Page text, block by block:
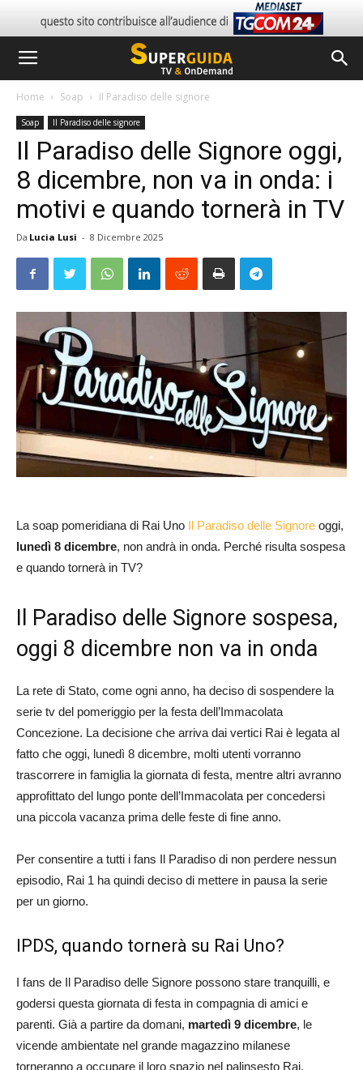
Home Soap Il Paradiso delle signore
Soap Il Paradiso delle signore
Il Paradiso delle Signore oggi,
8 dicembre, non va in onda: i
motivi e quando tornerà in TV
Da Lucia Lusi - 8 Dicembre 2025
La soap pomeridiana di Rai Uno Il Paradiso delle Signore oggi,
lunedì 8 dicembre, non andrà in onda. Perché risulta sospesa
e quando tornerà in TV?
Il Paradiso delle Signore sospesa,
oggi 8 dicembre non va in onda
La rete di Stato, come ogni anno, ha deciso di sospendere la
serie tv del pomeriggio per la festa dell’Immacolata
Concezione. La decisione che arriva dai vertici Rai è legata al
fatto che oggi, lunedì 8 dicembre, molti utenti vorranno
trascorrere in famiglia la giornata di festa, mentre altri avranno
approfittato del lungo ponte dell’Immacolata per concedersi
una piccola vacanza prima delle feste di fine anno.
Per consentire a tutti i fans Il Paradiso di non perdere nessun
episodio, Rai 1 ha quindi deciso di mettere in pausa la serie
per un giorno.
IPDS, quando tornerà su Rai Uno?
I fans de Il Paradiso delle Signore possono stare tranquilli, e
godersi questa giornata di festa in compagnia di amici e
parenti. Già a partire da domani, martedì 9 dicembre, le
vicende ambientate nel grande magazzino milanese
torneranno a occupare il loro spazio nel palinsesto Rai.